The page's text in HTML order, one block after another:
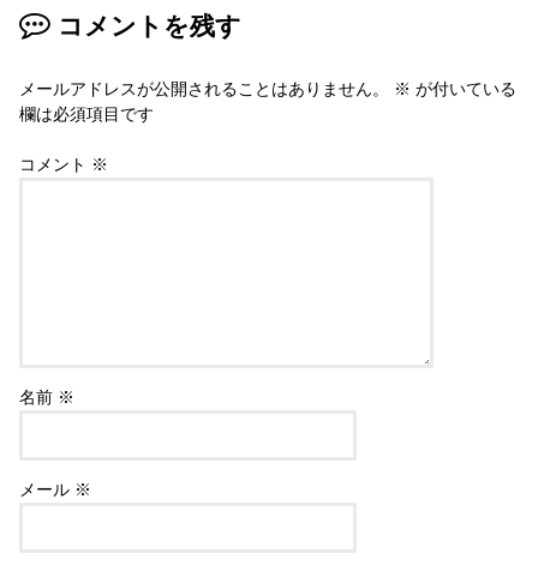
コメントを残す
メールアドレスが公開されることはありません。 ※ が付いている
欄は必須項目です
コメント ※
名前 ※
メール ※